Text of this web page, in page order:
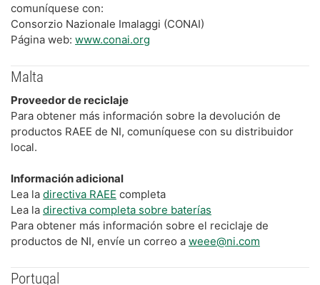
comuníquese con:
Consorzio Nazionale Imalaggi (CONAI)
Página web: www.conai.org
Malta
Proveedor de reciclaje
Para obtener más información sobre la devolución de
productos RAEE de NI, comuníquese con su distribuidor
local.
Información adicional
Lea la directiva RAEE completa
Lea la directiva completa sobre baterías
Para obtener más información sobre el reciclaje de
productos de NI, envíe un correo a weee@ni.com
Portugal